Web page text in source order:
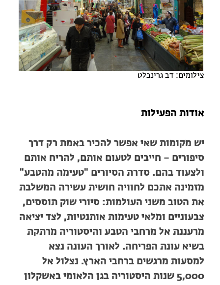
מחנות קיץ
מחנות קיץ
חופשות בבתי ספר שדה
ארץ אהבתי – קבוצות טיולים למבוגרים
צילומים: דב גרינבלט
אודות הפעילות
יש מקומות שאי אפשר להכיר באמת רק דרך
סיפורים – חייבים לטעום אותם, להריח אותם
ולצעוד בהם. סדרת הסיורים "טעימה מהטבע"
מזמינה אתכם לחוויה חושית עשירה המשלבת
את הטוב משני העולמות: סיורי שוק תוססים,
צבעוניים ומלאי טעימות אותנטיות, לצד יציאה
מרעננת אל מרחבי הטבע והיסטוריה מרתקת
בשיא עונת הפריחה. לאורך העונה נצא
למסעות מרגשים ברחבי הארץ. נצלול אל
5,000 שנות היסטוריה בגן הלאומי באשקלון